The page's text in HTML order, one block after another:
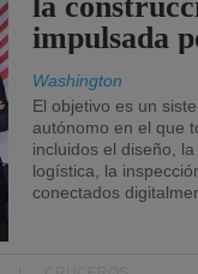
impulsada
Washington
El objetivo es un
autónomo en el que
incluidos el diseño,
logística, la
conectados